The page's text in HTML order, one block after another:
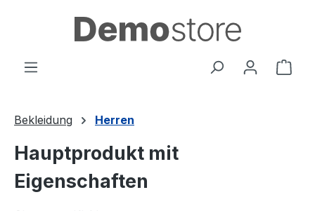
Zum Hauptinhalt springen
Bekleidung Herren
Hauptprodukt mit
Eigenschaften